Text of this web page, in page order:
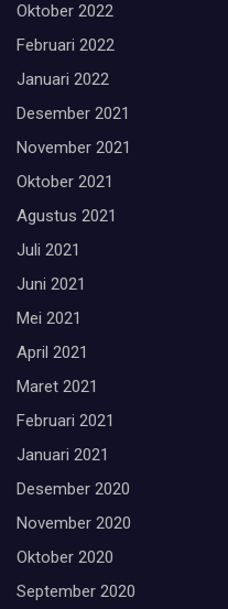
Oktober 2022
Februari 2022
Januari 2022
Desember 2021
November 2021
Oktober 2021
Agustus 2021
Juli 2021
Juni 2021
Mei 2021
April 2021
Maret 2021
Februari 2021
Januari 2021
Desember 2020
November 2020
Oktober 2020
September 2020